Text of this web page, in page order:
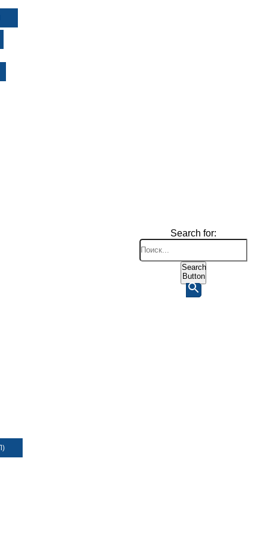
Search for:
Search
Button